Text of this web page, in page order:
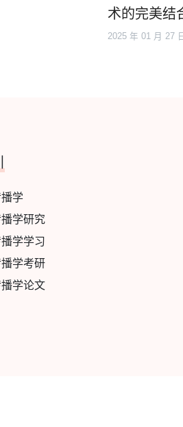
术的完美结
2025 年 01 月 27
学
学研究
学学习
学考研
学论文